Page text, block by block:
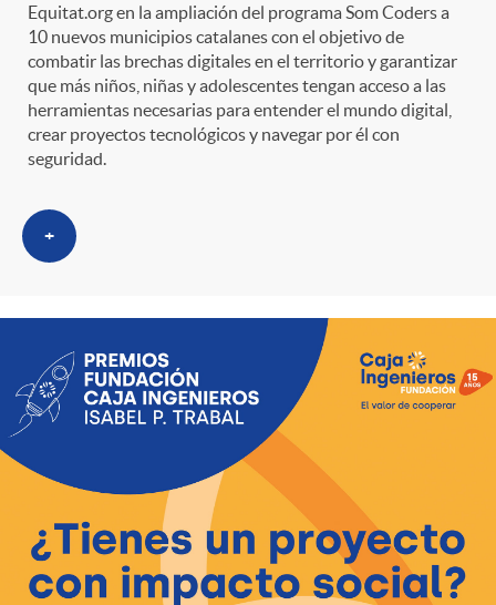
Equitat.org en la ampliación del programa Som Coders a
10 nuevos municipios catalanes con el objetivo de
combatir las brechas digitales en el territorio y garantizar
que más niños, niñas y adolescentes tengan acceso a las
herramientas necesarias para entender el mundo digital,
crear proyectos tecnológicos y navegar por él con
seguridad.
+